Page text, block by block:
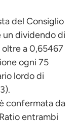
del Consiglio
un dividendo di
a 0,65467
ogni 75
lordo di
confermata da
entrambi